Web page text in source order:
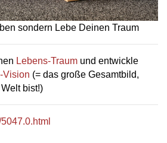
sondern Lebe Deinen Traum
Lebens-Traum und entwickle
Vision (= das große Gesamtbild,
bist!)